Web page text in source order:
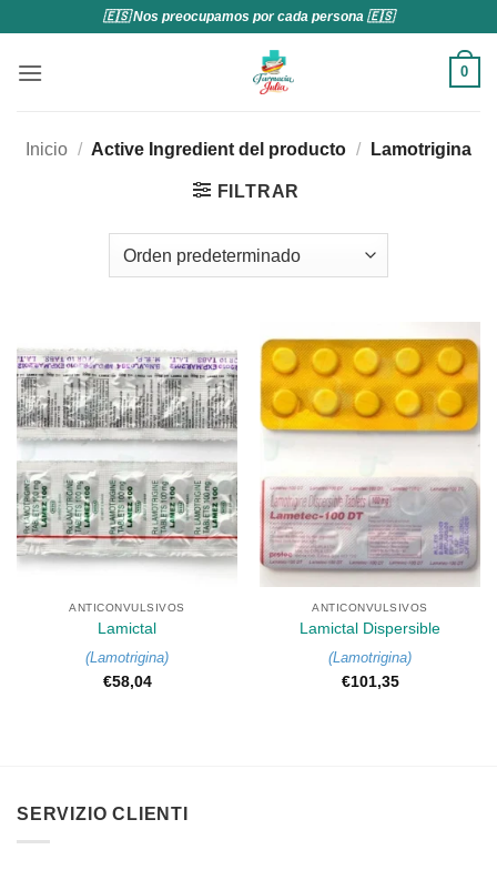
contenido
🇪🇸 Nos preocupamos por cada persona 🇪🇸
0
Inicio / Active Ingredient del producto / Lamotrigina
FILTRAR
ANTICONVULSIVOS
Lamictal
(Lamotrigina)
€58,04
ANTICONVULSIVOS
Lamictal Dispersible
(Lamotrigina)
€101,35
SERVIZIO CLIENTI